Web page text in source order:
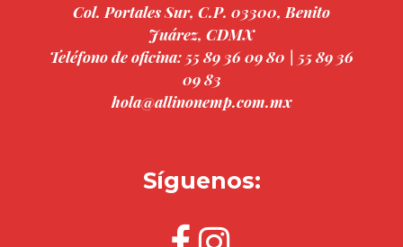
Col. Portales Sur, C.P. 03300, Benito
Juárez, CDMX
Teléfono de oficina: 55 89 36 09 80 | 55 89 36
09 83
hola@allinonemp.com.mx
Síguenos: